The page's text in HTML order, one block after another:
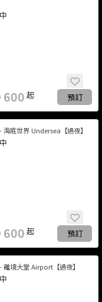
600 起 預訂
海底世界 Undersea【過夜】
600 起 預訂
離境大堂 Airport【過夜】